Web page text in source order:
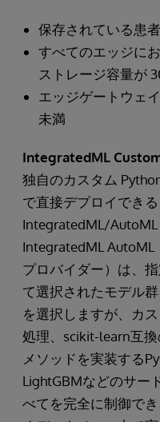
保存されている患
すべてのエッジに
ストレージ容量が
エッジゲートウェ
未満
IntegratedML
独自のカスタム
で直接デプロイでき
IntegratedML/AutoML
IntegratedML
プロバイダー）は、
て選択されたモデル
を選択しますが、カ
処理、scikit-learn互
メソッドを実装する
LightGBMなどのサー
べてを完全に制御で